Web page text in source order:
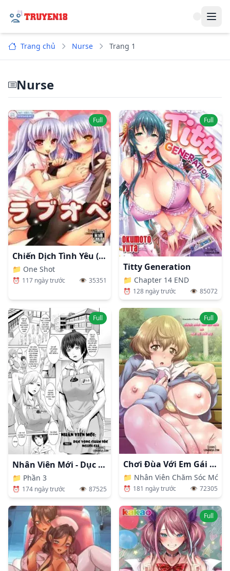
Trang chủ Nurse Trang 1
Nurse
Full
Chiến Dịch Tình Yêu (Angel Beats) [Love Operation (Angel Beats!); ラブオペ (Angel Beats!)]
📁 One Shot
⏰ 117 ngày trước 👁️ 35351
Full
Titty Generation
📁 Chapter 14 END
⏰ 128 ngày trước 👁️ 85072
Full
Nhân Viên Mới - Dục Vọng Chăm Sóc Người Già
📁 Phần 3
⏰ 174 ngày trước 👁️ 87525
Full
Chơi Đùa Với Em Gái Và Vui Vẻ Với Mẹ
📁 Nhân Viên Chăm Sóc Mới
⏰ 181 ngày trước 👁️ 72305
Full